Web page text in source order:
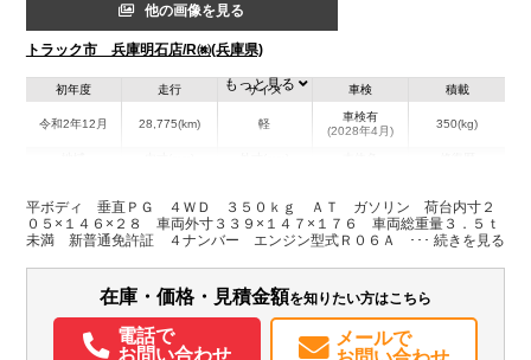
他の画像を見る
トラック市 兵庫明石店/R㈱(兵庫県)
初年度
令和2年12月
走行
28,775(km)
サイズ
軽
車検
車検有
(2028年4月)
積載
350(kg)
兵庫県
W:1,460
H:280
W:1,470
H:1,760
無
パワステ パワーウィンドウ ABS エアバッグ
もっと見る
平ボディ 垂直ＰＧ ４ＷＤ ３５０ｋｇ ＡＴ ガソリン 荷台内寸２
０５×１４６×２８ 車両外寸３３９×１４７×１７６ 車両総重量３．５ｔ
未満 新普通免許証 ４ナンバー エンジン型式Ｒ０６Ａ ６６０ＣＣ
在庫・価格・見積金額を知りたい方はこちら
電話で
お問い合わせ
メールで